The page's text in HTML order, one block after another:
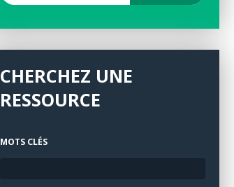
CHERCHEZ UNE
RESSOURCE
MOTS CLÉS